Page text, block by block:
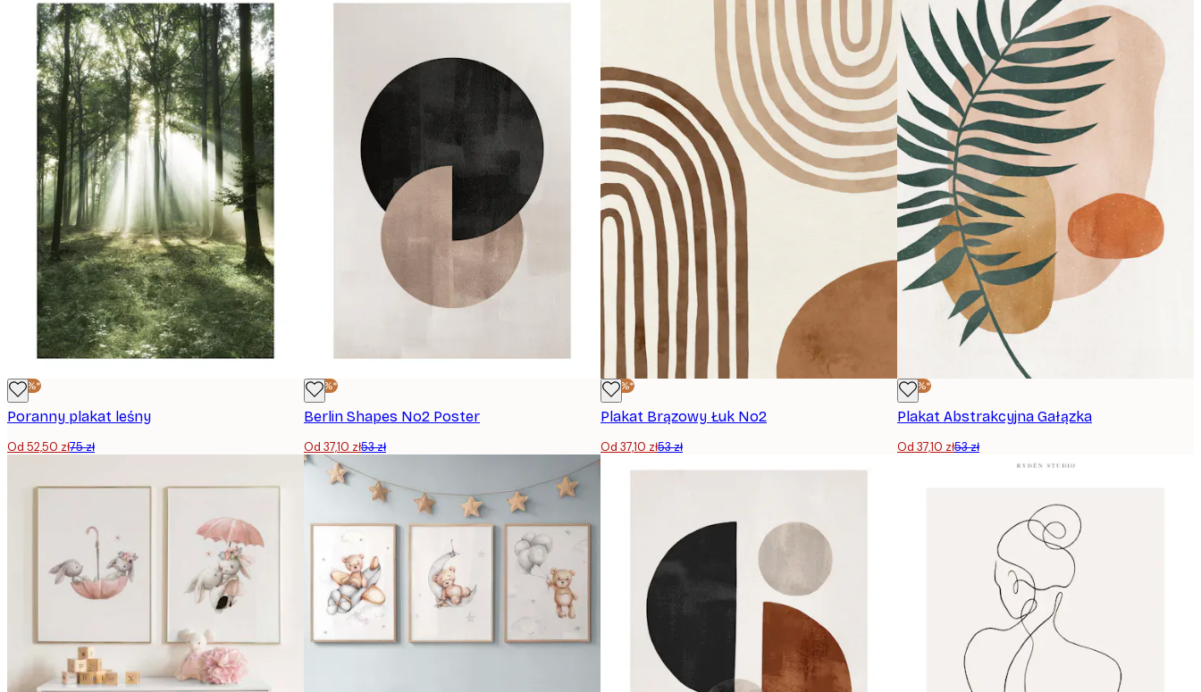
-30%*
Poranny plakat leśny
Od 52,50 zł75 zł
-30%*
Berlin Shapes No2 Poster
Od 37,10 zł53 zł
-30%*
Plakat Brązowy Łuk No2
Od 37,10 zł53 zł
-30%*
Plakat Abstrakcyjna Gałązka
Od 37,10 zł53 zł